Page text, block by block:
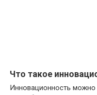
Что такое
Инновационность можно